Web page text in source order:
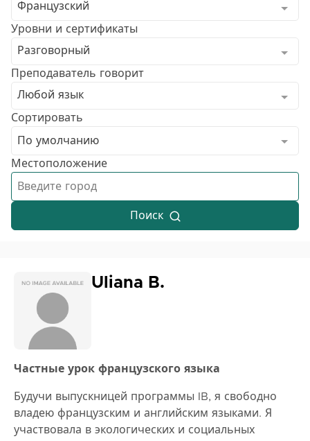
Французский
Уровни и сертификаты
Разговорный
Преподаватель говорит
Любой язык
Сортировать
По умолчанию
Местоположение
Поиск
Uliana B.
Частные урок французского языка
Будучи выпускницей программы IB, я свободно
владею французским и английским языками. Я
участвовала в экологических и социальных